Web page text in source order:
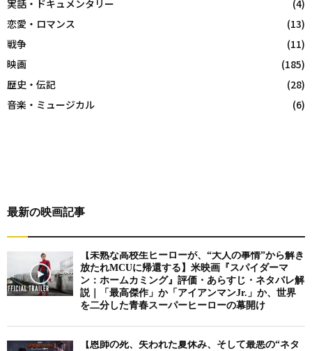
実話・ドキュメンタリー
(4)
恋愛・ロマンス
(13)
戦争
(11)
映画
(185)
歴史・伝記
(28)
音楽・ミュージカル
(6)
最新の映画記事
【未熟な高校生ヒーローが、“大人の事情”から解き
放たれMCUに帰還する】米映画『スパイダーマ
ン：ホームカミング』評価・あらすじ・ネタバレ解
説｜「最高傑作」か「アイアンマンJr.」か、世界
を二分した青春スーパーヒーローの幕開け
【恩師の死、失われた夏休み、そして最悪の“ネタ